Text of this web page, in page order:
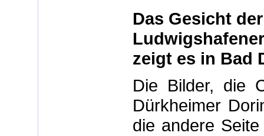
Das Gesicht
zeigt es in Bad
Die Bilder, die
Dürkheimer
die andere